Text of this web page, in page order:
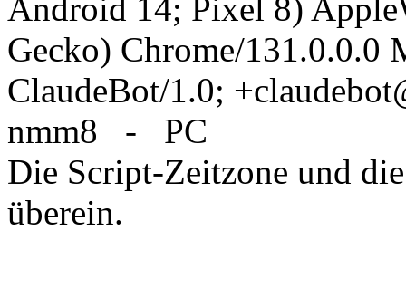
Android 14; Pixel 8)
Gecko) Chrome/131.0.0.0
ClaudeBot/1.0;
nmm8 - PC
Die Script-Zeitzone und
überein.